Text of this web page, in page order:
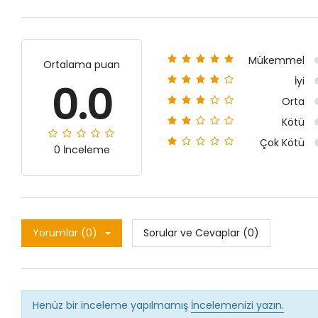
Ortalama puan
0.0
0 İnceleme
Mükemmel
İyi
Orta
Kötü
Çok Kötü
Yorumlar (0) Sorular ve Cevaplar (0)
Henüz bir inceleme yapılmamış İncelemenizi yazın.